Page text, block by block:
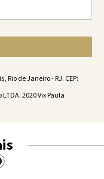
Rio de Janeiro - RJ. CEP:
2020 Vix Paula